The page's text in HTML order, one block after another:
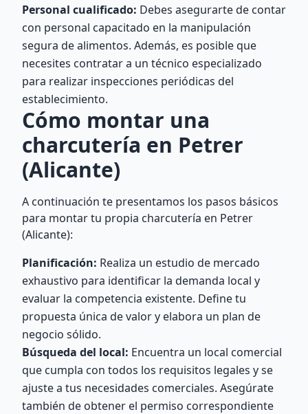
Personal cualificado: Debes asegurarte de contar
con personal capacitado en la manipulación
segura de alimentos. Además, es posible que
necesites contratar a un técnico especializado
para realizar inspecciones periódicas del
establecimiento.
Cómo montar una
charcutería en Petrer
(Alicante)
A continuación te presentamos los pasos básicos
para montar tu propia charcutería en Petrer
(Alicante):
Planificación: Realiza un estudio de mercado
exhaustivo para identificar la demanda local y
evaluar la competencia existente. Define tu
propuesta única de valor y elabora un plan de
negocio sólido.
Búsqueda del local: Encuentra un local comercial
que cumpla con todos los requisitos legales y se
ajuste a tus necesidades comerciales. Asegúrate
también de obtener el permiso correspondiente